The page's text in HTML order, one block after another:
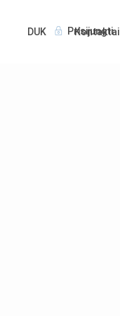
DUK Kontaktai
Prisijungti